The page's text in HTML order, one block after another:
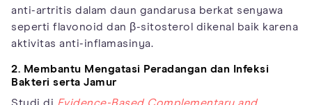
anti-artritis dalam daun gandarusa berkat senyawa
seperti flavonoid dan β-sitosterol dikenal baik karena
aktivitas anti-inflamasinya.
2. Membantu Mengatasi Peradangan dan Infeksi
Bakteri serta Jamur
Studi di Evidence-Based Complementary and